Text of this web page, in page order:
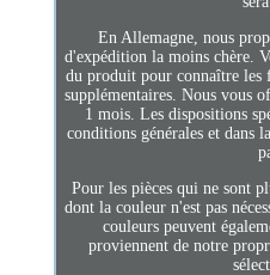
En Allemagne, nous
d'expédition la moins chère.
du produit pour connaître les
supplémentaires. Nous vous
1 mois. Les dispositions
conditions générales et dans
Pour les pièces qui ne sont
dont la couleur n'est pas
couleurs peuvent
proviennent de notre